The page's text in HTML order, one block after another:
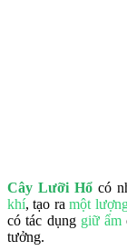
Cây Lưỡi Hổcó
khí, tạo ramột
có tác dụng giữ ẩm
tưởng.